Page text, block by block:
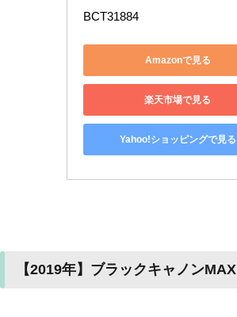
BCT31884
Amazonで見る
楽天市場で見る
Yahoo!ショッピングで見る
【2019年】ブラックキャノンMAX